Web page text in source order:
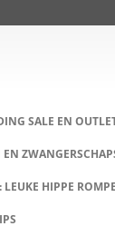
SALE EN
HIPPE